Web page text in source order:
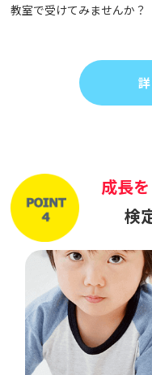
教室で受けてみませんか？
成長
検